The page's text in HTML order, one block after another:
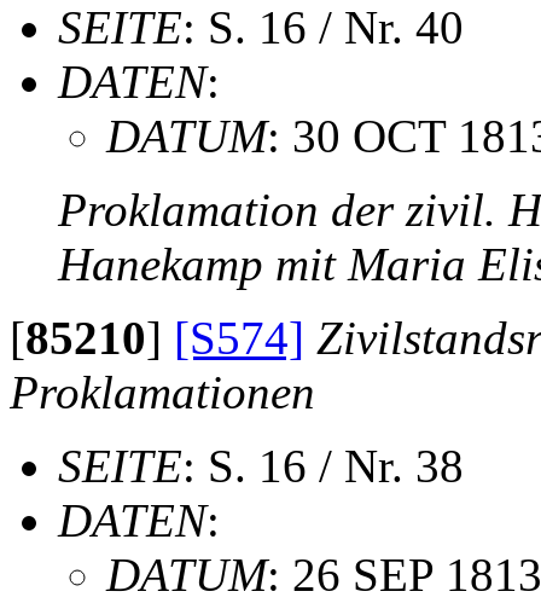
SEITE: S. 16 / Nr. 40
DATEN:
DATUM: 30 OCT
Proklamation der zivil.
Hanekamp mit Maria
[85210] [S574]
Proklamationen
SEITE: S. 16 / Nr. 38
DATEN:
DATUM: 26 SEP 1813